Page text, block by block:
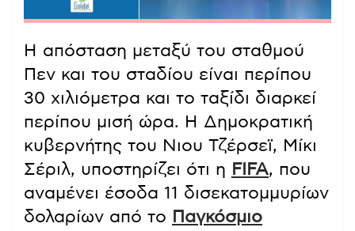
Η απόσταση μεταξύ του σταθμού
Πεν και του σταδίου είναι περίπου
30 χιλιόμετρα και το ταξίδι διαρκεί
περίπου μισή ώρα. Η Δημοκρατική
κυβερνήτης του Νιου Τζέρσεϊ, Μίκι
Σέριλ, υποστηρίζει ότι η FIFA, που
αναμένει έσοδα 11 δισεκατομμυρίων
δολαρίων από το Παγκόσμιο